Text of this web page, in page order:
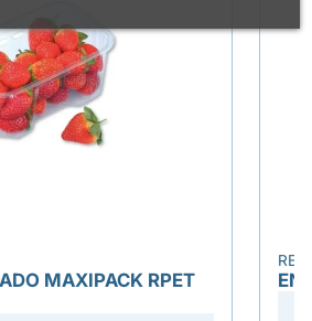
MAXIPACK RPET